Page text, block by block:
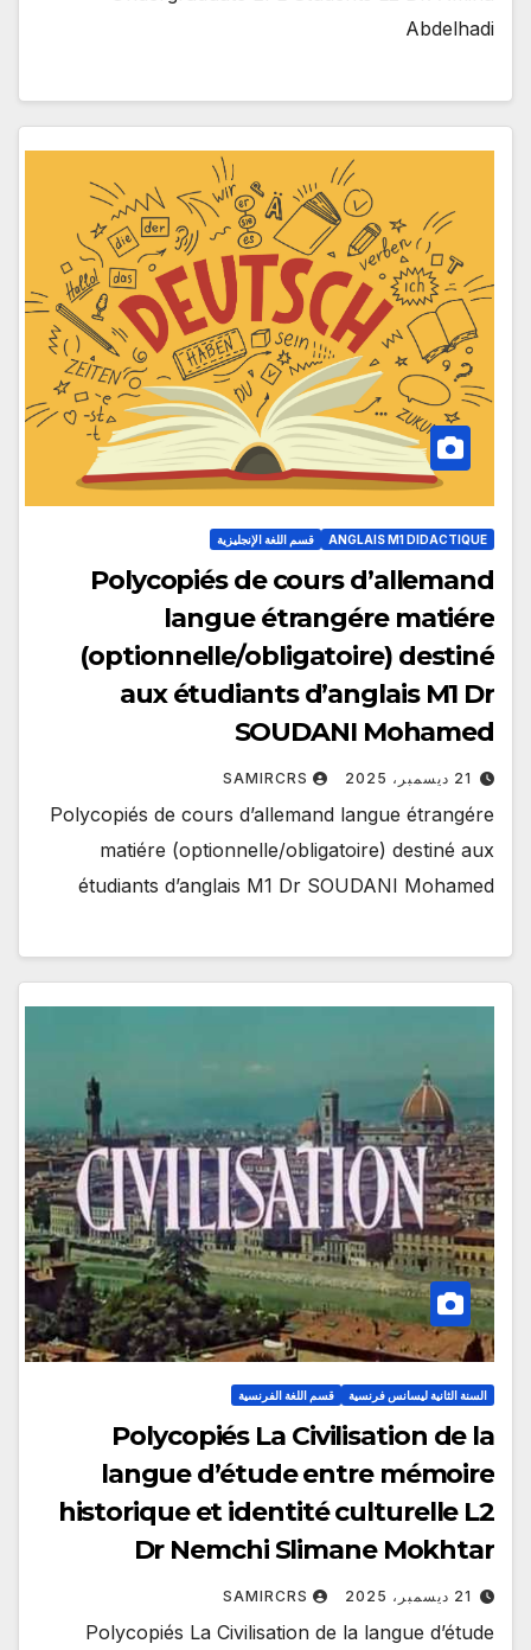
Abdelhadi
ANGLAIS M1 DIDACTIQUE قسم اللغة الإنجليزية
Polycopiés de cours d’allemand
langue étrangére matiére
(optionnelle/obligatoire) destiné
aux étudiants d’anglais M1 Dr
SOUDANI Mohamed
21 ديسمبر، 2025 SAMIRCRS
Polycopiés de cours d’allemand langue étrangére
matiére (optionnelle/obligatoire) destiné aux
étudiants d’anglais M1 Dr SOUDANI Mohamed
السنة الثانية ليسانس فرنسية قسم اللغة الفرنسية
Polycopiés La Civilisation de la
langue d’étude entre mémoire
historique et identité culturelle L2
Dr Nemchi Slimane Mokhtar
21 ديسمبر، 2025 SAMIRCRS
Polycopiés La Civilisation de la langue d’étude